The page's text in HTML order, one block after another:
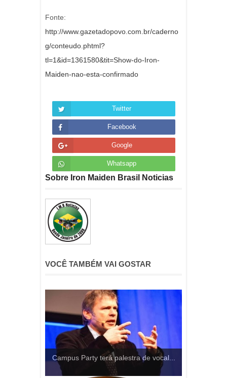
Fonte:
http://www.gazetadopovo.com.br/caderno
g/conteudo.phtml?
tl=1&id=1361580&tit=Show-do-Iron-
Maiden-nao-esta-confirmado
Twitter
Facebook
Google
Whatsapp
Sobre Iron Maiden Brasil Noticias
VOCÊ TAMBÉM VAI GOSTAR
Campus Party terá palestra de vocal...